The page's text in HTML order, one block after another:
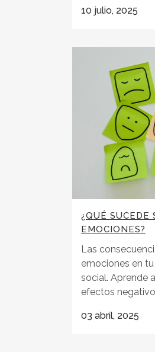
10 julio, 2025
¿QUÉ SUCEDE
EMOCIONES?
Las
emociones en
social. Aprende
efectos
03 abril, 2025